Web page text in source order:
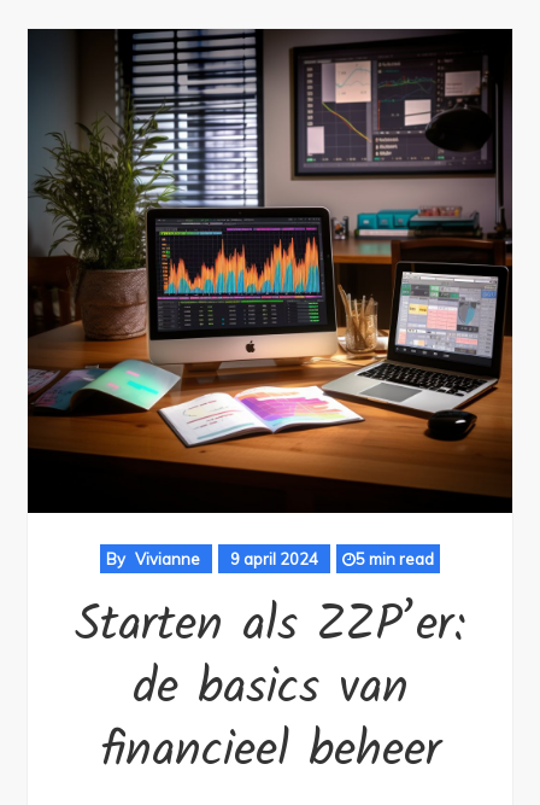
By Vivianne 9 april 2024 5 min read
Starten als ZZP’er:
de basics van
financieel beheer